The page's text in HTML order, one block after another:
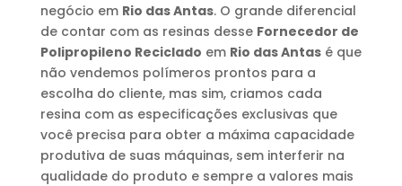
negócio em Rio das Antas. O grande diferencial
de contar com as resinas desse Fornecedor de
Polipropileno Reciclado em Rio das Antasé que
não vendemos polímeros prontos para a
escolha do cliente, mas sim, criamos cada
resina com as especificações exclusivas que
você precisa para obter a máxima capacidade
produtiva de suas máquinas, sem interferir na
qualidade do produto e sempre a valores mais